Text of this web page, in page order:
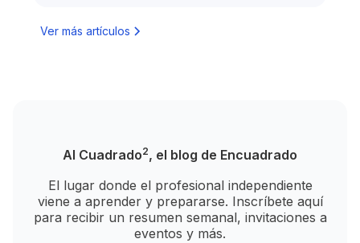
Ver más artículos
Al Cuadrado2, el blog de Encuadrado
El lugar donde el profesional independiente
viene a aprender y prepararse. Inscríbete aquí
para recibir un resumen semanal, invitaciones a
eventos y más.